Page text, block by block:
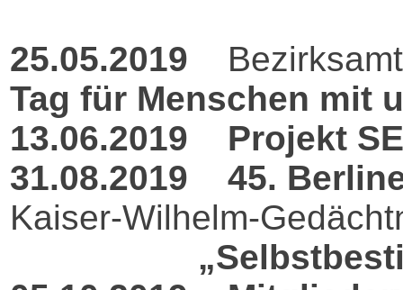
25.05.2019 Bezirksamt
Tag für Menschen mit
13.06.2019
Projekt
31.08.2019
45.
Kaiser-Wilhelm-